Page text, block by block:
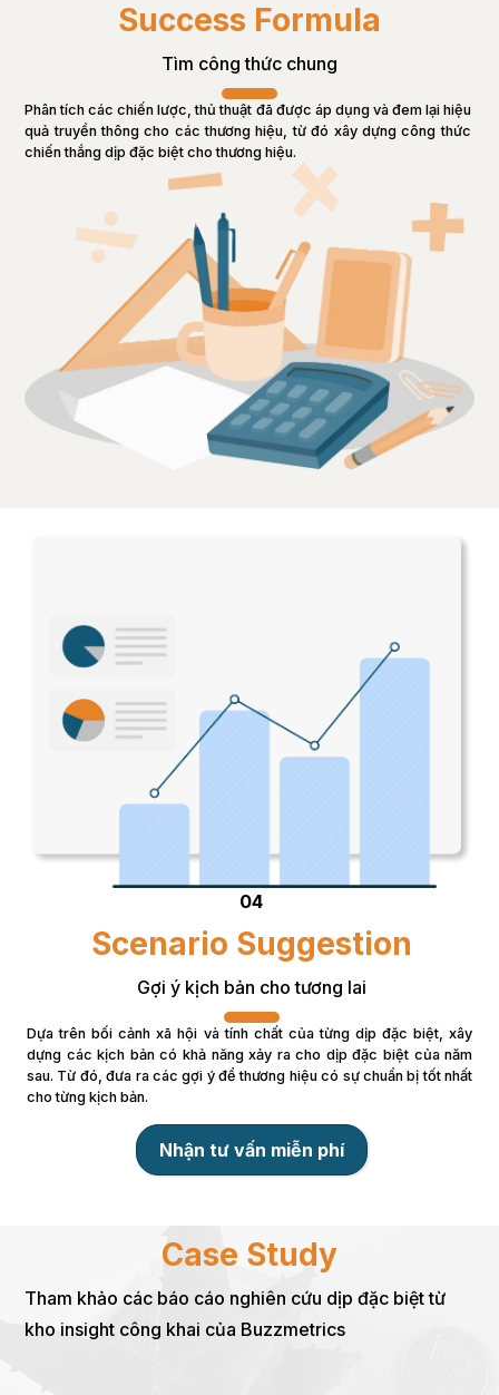
Success Formula
Tìm công thức chung
Phân tích các chiến lược, thủ thuật đã được áp dụng và đem lại hiệu
quả truyền thông cho các thương hiệu, từ đó xây dựng công thức
chiến thắng dịp đặc biệt cho thương hiệu.
04
Scenario Suggestion
Gợi ý kịch bản cho tương lai
Dựa trên bối cảnh xã hội và tính chất của từng dịp đặc biệt, xây
dựng các kịch bản có khả năng xảy ra cho dịp đặc biệt của năm
sau. Từ đó, đưa ra các gợi ý để thương hiệu có sự chuẩn bị tốt nhất
cho từng kịch bản.
Nhận tư vấn miễn phí
Case Study
Tham khảo các báo cáo nghiên cứu dịp đặc biệt từ
kho insight công khai của Buzzmetrics